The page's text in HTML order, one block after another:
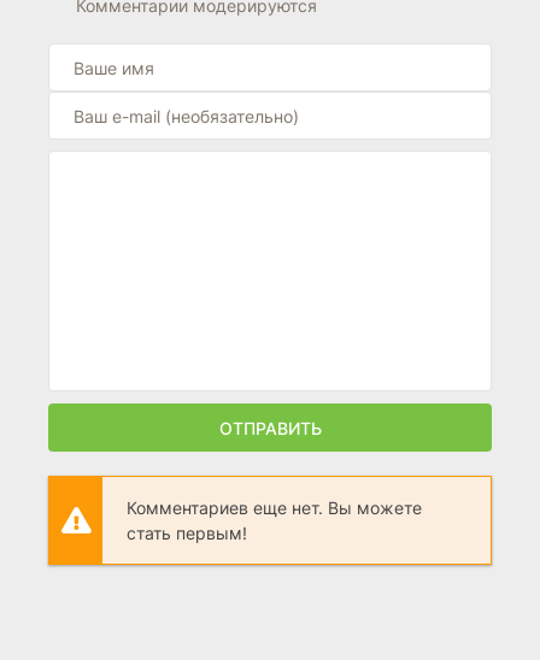
Комментарии модерируются
ОТПРАВИТЬ
Комментариев еще нет. Вы можете
стать первым!